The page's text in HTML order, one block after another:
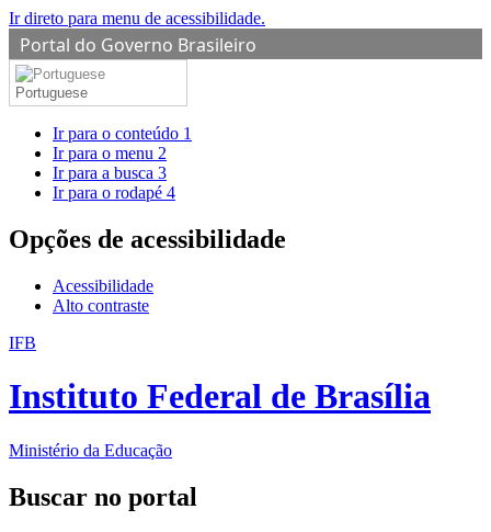
Ir direto para menu de acessibilidade.
Portal do Governo Brasileiro
Portuguese
Ir para o conteúdo 1
Ir para o menu 2
Ir para a busca 3
Ir para o rodapé 4
Opções de acessibilidade
Acessibilidade
Alto contraste
IFB
Instituto Federal de Brasília
Ministério da Educação
Buscar no portal